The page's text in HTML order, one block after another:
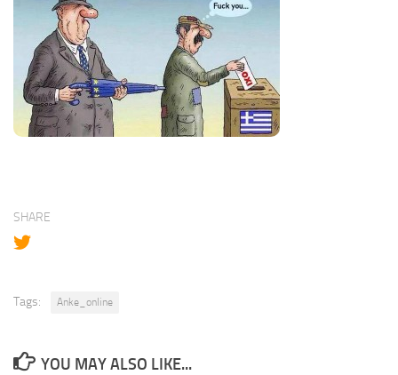
SHARE
Tags: Anke_online
YOU MAY ALSO LIKE...